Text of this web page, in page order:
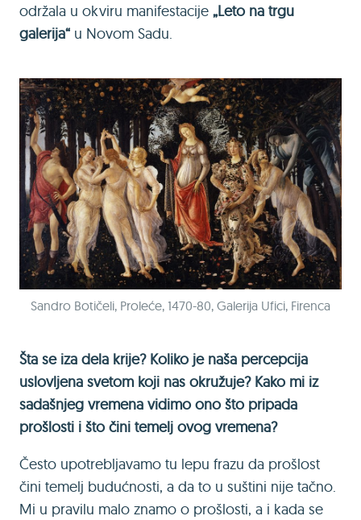
održala u okviru manifestacije „Leto na trgu
galerija“ u Novom Sadu.
Sandro Botičeli, Proleće, 1470-80, Galerija Ufici, Firenca
Šta se iza dela krije? Koliko je naša percepcija
uslovljena svetom koji nas okružuje? Kako mi iz
sadašnjeg vremena vidimo ono što pripada
prošlosti i što čini temelj ovog vremena?
Često upotrebljavamo tu lepu frazu da prošlost
čini temelj budućnosti, a da to u suštini nije tačno.
Mi u pravilu malo znamo o prošlosti, a i kada se